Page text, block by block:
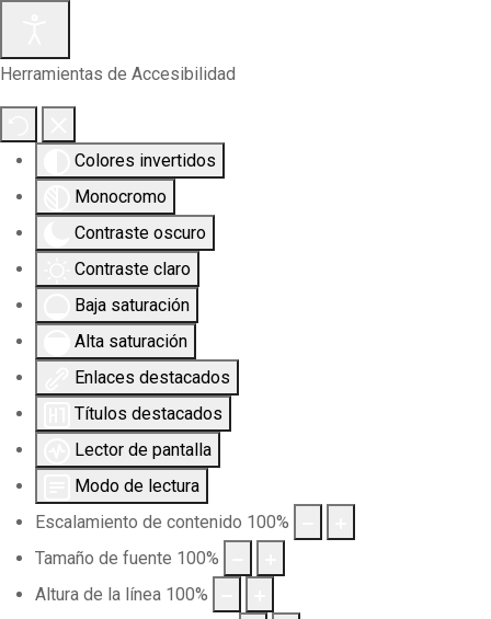
Herramientas de Accesibilidad
Colores invertidos
Monocromo
Contraste oscuro
Contraste claro
Baja saturación
Alta saturación
Enlaces destacados
Títulos destacados
Lector de pantalla
Modo de lectura
Escalamiento de contenido 100%
Tamaño de fuente 100%
Altura de la línea 100%